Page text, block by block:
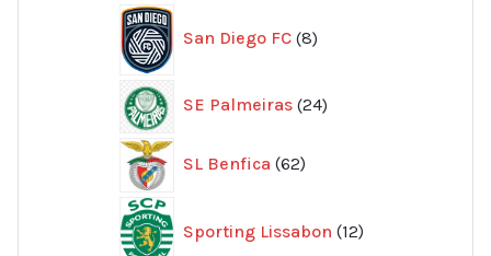
San Diego FC 8produkter
SE Palmeiras 24
produkter
SL Benfica 62
produkter
Sporting Lissabon 12produkter